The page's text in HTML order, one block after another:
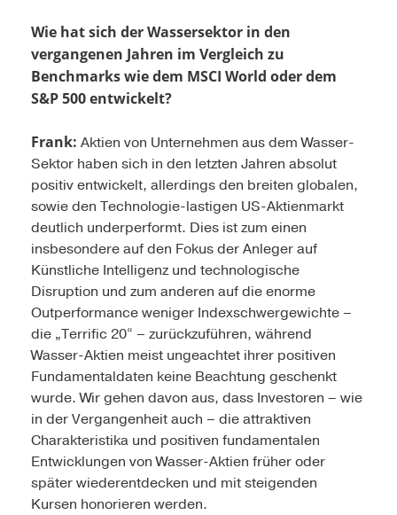
Wie hat sich der Wassersektor in den
vergangenen Jahren im Vergleich zu
Benchmarks wie dem MSCI World oder dem
S&P 500 entwickelt?
Frank: Aktien von Unternehmen aus dem Wasser-
Sektor haben sich in den letzten Jahren absolut
positiv entwickelt, allerdings den breiten globalen,
sowie den Technologie-lastigen US-Aktienmarkt
deutlich underperformt. Dies ist zum einen
insbesondere auf den Fokus der Anleger auf
Künstliche Intelligenz und technologische
Disruption und zum anderen auf die enorme
Outperformance weniger Indexschwergewichte –
die „Terrific 20“ – zurückzuführen, während
Wasser-Aktien meist ungeachtet ihrer positiven
Fundamentaldaten keine Beachtung geschenkt
wurde. Wir gehen davon aus, dass Investoren – wie
in der Vergangenheit auch – die attraktiven
Charakteristika und positiven fundamentalen
Entwicklungen von Wasser-Aktien früher oder
später wiederentdecken und mit steigenden
Kursen honorieren werden.